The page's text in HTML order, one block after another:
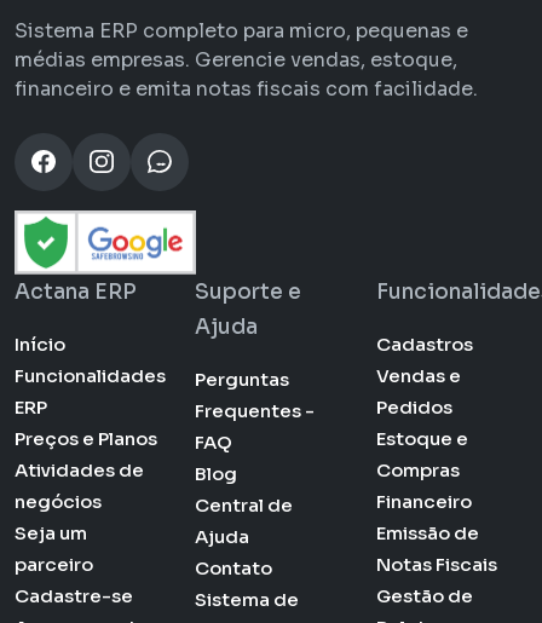
Sistema ERP completo para micro, pequenas e
médias empresas. Gerencie vendas, estoque,
financeiro e emita notas fiscais com facilidade.
Actana ERP
Início
Funcionalidades
ERP
Preços e Planos
Atividades de
negócios
Seja um
parceiro
Cadastre-se
Suporte e
Ajuda
Perguntas
Frequentes -
FAQ
Blog
Central de
Ajuda
Contato
Sistema de
Cadastros
Vendas e
Pedidos
Estoque e
Compras
Financeiro
Emissão de
Notas Fiscais
Gestão de